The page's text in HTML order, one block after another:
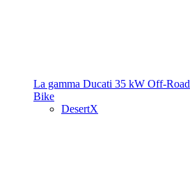
La gamma Ducati 35 kW Off-Road
Bike
DesertX